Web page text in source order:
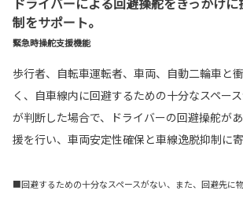
制をサポート。
緊急時操舵支援機能
歩行者、自転車運転者、車両、自動二輪車と
く、自車線内に回避するための十分なスペー
が判断した場合で、ドライバーの回避操舵が
援を行い、車両安定性確保と車線逸脱抑制に寄
■回避するための十分なスペースがない、また、回避先に